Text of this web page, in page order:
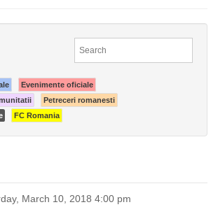
Evenimente oficiale
Petreceri romanesti
FC Romania
March 10, 2018 4:00 pm